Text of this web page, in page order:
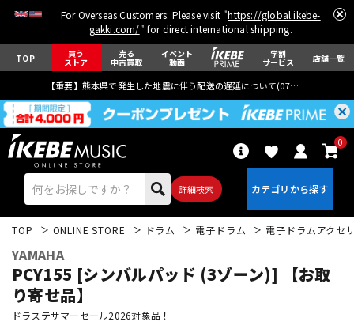
For Overseas Customers: Please visit "https://global.ikebe-
gakki.com/" for direct international shipping.
TOP 買う
ストア
売る
中古買取
イベント
動画
学割
サービス 店舗一覧
【重要】熊本県で発生した地震に伴う配送の遅延について(07月29日
詳細検索
0
エレキギター
TOP ONLINE STORE ドラム 電子ドラム 電子ドラムアクセ
YAMAHA
PCY155 [シンバルパッド (3ゾーン)] 【お取
り寄せ品】
ドラステサマーセール2026対象品！